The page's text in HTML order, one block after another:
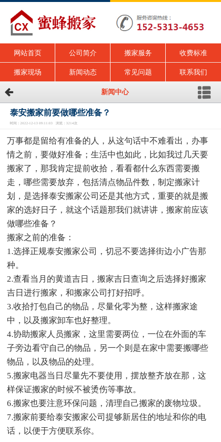
网站首页 公司简介 搬家服务 收费标准
搬家现场 新闻动态 常见问题 联系我们
新闻中心
泰安搬家前要做哪些准备？
时间：2022-12-13 09:11:03 浏览：3214次
万事都是留给有准备的人，从这句话中不难看出，办事
情之前，要做好准备；生活中也如此，比如我过几天要
搬家了，那我肯定提前收拾，看看都什么东西需要搬
走，哪些需要放弃，包括清点物品件数，制定搬家计
划，是选择泰安搬家公司还是其他方式，重要的就是搬
家的选好日子，就这个话题那我们就讲讲，搬家前应该
做哪些准备？
搬家之前的准备：
1.选择正规泰安搬家公司，切忌不要选择街边小广告那
种。
2.查看当月的黄道吉日，搬家吉日查询之后选择好搬家
吉日进行搬家，和搬家公司打好招呼。
3.收拾打包自己的物品，尽量化零为整，这样搬家途
中，以及搬家卸车也好整理。
4.协助搬家人员搬家，这里需要两位，一位在外面的车
子旁边看守自己的物品，另一个则是在家中需要搬哪些
物品，以及物品的处理。
5.搬家电器当日尽量先不要使用，摆放整齐放在那，这
样保证搬家的时候不被烫伤等事故。
6.搬家也要注意环保问题，清理自己搬家的废物垃圾。
7.搬家前要给泰安搬家公司提够新居住的地址和你的电
话，以便于方便联系你。